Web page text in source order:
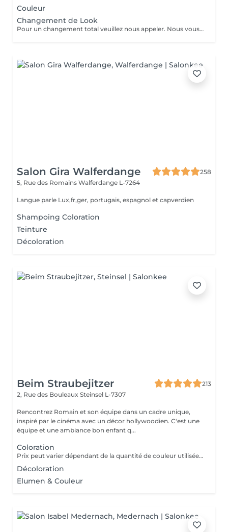
Couleur
Changement de Look
Pour un changement total veuillez nous appeler. Nous vous conseillerons plus facilement.
Salon Gira Walferdange
258
5, Rue des Romains Walferdange L-7264
Langue parle Lux,fr,ger, portugais, espagnol et capverdien
Shampoing Coloration
Teinture
Décoloration
Beim Straubejitzer
213
2, Rue des Bouleaux Steinsel L-7307
Rencontrez Romain et son équipe dans un cadre unique,
inspiré par le cinéma avec un décor hollywoodien. C'est une
équipe et une ambiance bon enfant q...
Coloration
Prix peut varier dépendant de la quantité de couleur utilisée (de 43,5 à 64) Prix étudiant : 35
Décoloration
Elumen & Couleur